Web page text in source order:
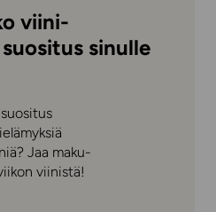
viini-
sinulle
Jaa maku-
viinistä!